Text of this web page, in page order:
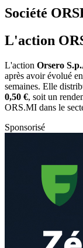
Société
L'action
L'action Orsero
après avoir évolué
semaines. Elle
0,50 €, soit un
ORS.MI dans le
Sponsorisé